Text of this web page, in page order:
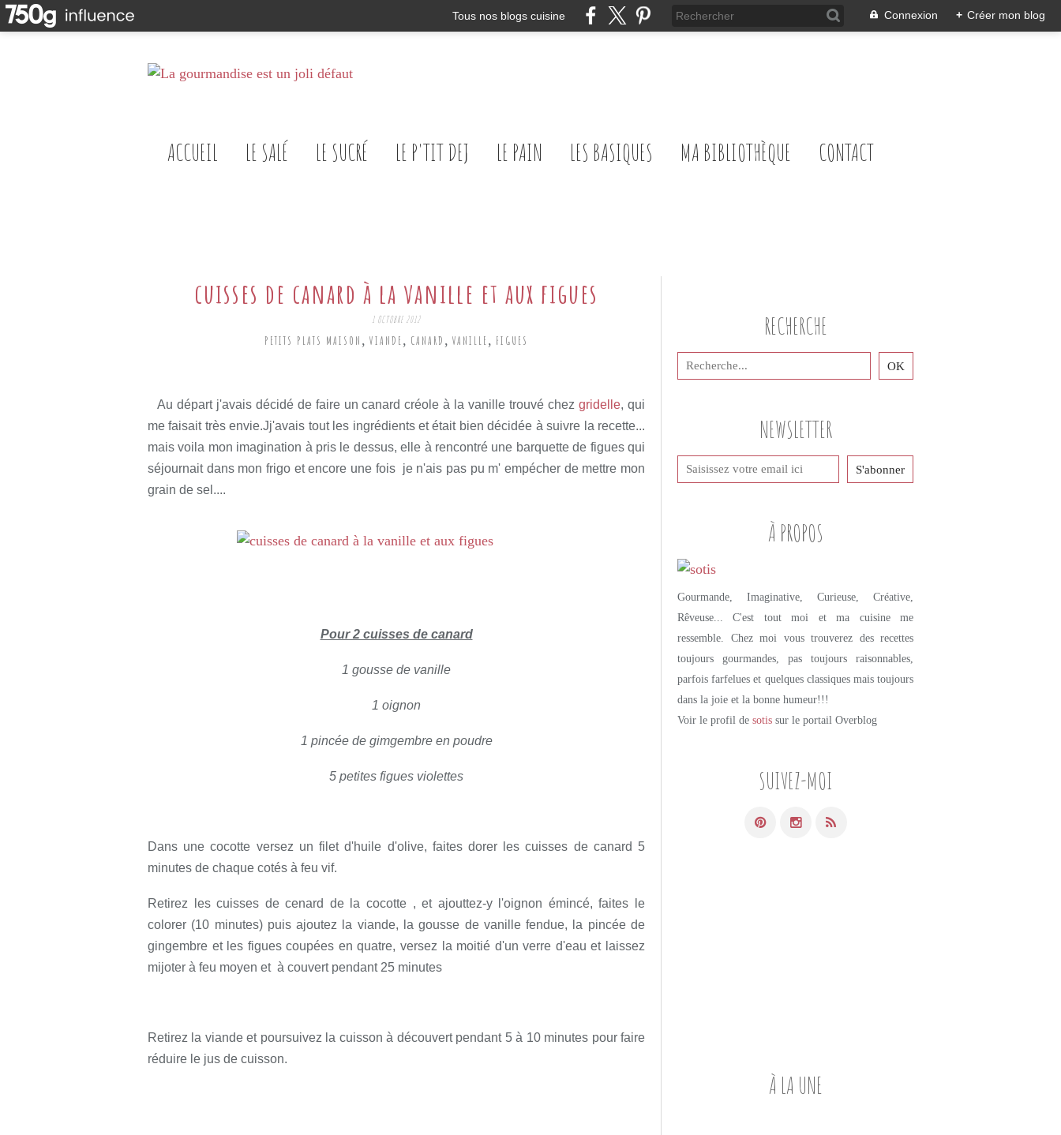
Tous nos blogs cuisine Connexion + Créer mon blog
ACCUEIL LE SALÉ LE SUCRÉ LE P'TIT DEJ LE PAIN LES BASIQUES MA BIBLIOTHÈQUE CONTACT
cuisses de canard à la vanille et aux figues
1 OCTOBRE 2012
PETITS PLATS MAISON , VIANDE, CANARD , VANILLE, FIGUES
Au départ j'avais décidé de faire un canard créole à la vanille trouvé chezgridelle, qui
me faisait très envie.Jj'avais tout les ingrédients et était bien décidée à suivre la recette...
mais voila mon imagination à pris le dessus, elle à rencontré une barquette de figues qui
séjournait dans mon frigo et encore une fois je n'ais pas pu m' empécher de mettre mon
grain de sel....
Pour 2 cuisses de canard
1 gousse de vanille
1 oignon
1 pincée de gimgembre en poudre
5 petites figues violettes
Dans une cocotte versez un filet d'huile d'olive, faites dorer les cuisses de canard 5
minutes de chaque cotés à feu vif.
Retirez les cuisses de cenard de la cocotte , et ajouttez-y l'oignon émincé, faites le
colorer (10 minutes) puis ajoutez la viande, la gousse de vanille fendue, la pincée de
gingembre et les figues coupées en quatre, versez la moitié d'un verre d'eau et laissez
mijoter à feu moyen et à couvert pendant 25 minutes
Retirez la viande et poursuivez la cuisson à découvert pendant 5 à 10 minutes pour faire
réduire le jus de cuisson.
NEWSLETTER
SUIVEZ-MOI
RECHERCHE
À PROPOS
Gourmande, Imaginative, Curieuse, Créative,
Rêveuse... C'est tout moi et ma cuisine me
ressemble. Chez moi vous trouverez des recettes
toujours gourmandes, pas toujours raisonnables,
parfois farfelues et quelques classiques mais toujours
dans la joie et la bonne humeur!!!
Voir le profil de sotis sur le portail Overblog
À LA UNE